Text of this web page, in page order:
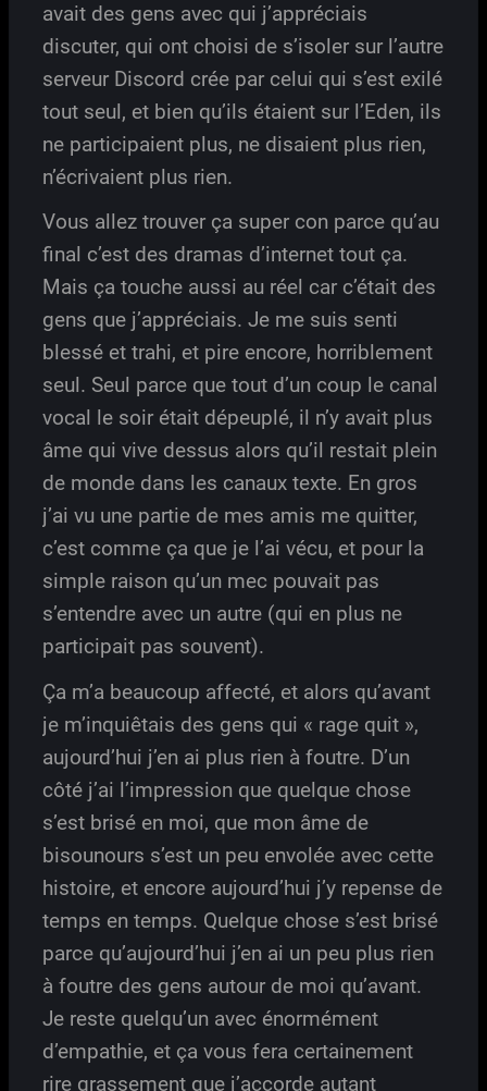
avait des gens avec qui j’appréciais
discuter, qui ont choisi de s’isoler sur l’autre
serveur Discord crée par celui qui s’est exilé
tout seul, et bien qu’ils étaient sur l’Eden, ils
ne participaient plus, ne disaient plus rien,
n’écrivaient plus rien.
Vous allez trouver ça super con parce qu’au
final c’est des dramas d’internet tout ça.
Mais ça touche aussi au réel car c’était des
gens que j’appréciais. Je me suis senti
blessé et trahi, et pire encore, horriblement
seul. Seul parce que tout d’un coup le canal
vocal le soir était dépeuplé, il n’y avait plus
âme qui vive dessus alors qu’il restait plein
de monde dans les canaux texte. En gros
j’ai vu une partie de mes amis me quitter,
c’est comme ça que je l’ai vécu, et pour la
simple raison qu’un mec pouvait pas
s’entendre avec un autre (qui en plus ne
participait pas souvent).
Ça m’a beaucoup affecté, et alors qu’avant
je m’inquiêtais des gens qui « rage quit »,
aujourd’hui j’en ai plus rien à foutre. D’un
côté j’ai l’impression que quelque chose
s’est brisé en moi, que mon âme de
bisounours s’est un peu envolée avec cette
histoire, et encore aujourd’hui j’y repense de
temps en temps. Quelque chose s’est brisé
parce qu’aujourd’hui j’en ai un peu plus rien
à foutre des gens autour de moi qu’avant.
Je reste quelqu’un avec énormément
d’empathie, et ça vous fera certainement
rire grassement que j’accorde autant